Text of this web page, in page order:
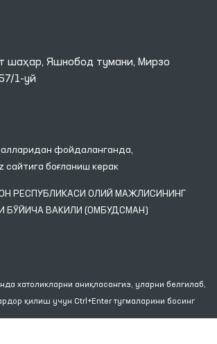
шаҳар, Яшнобод тумани, Мирзо
1-уй
фойдаланганда,
сайтига боғланиш керак
РЕСПУБЛИКАСИ ОЛИЙ МАЖЛИСИНИНГ
БЎЙИЧА ВАКИЛИ (ОМБУДСМАН)
хатоликларни аниқласангиз, уларни белгилаб,
қилиш учун Ctrl+Enter тугмаларини босинг